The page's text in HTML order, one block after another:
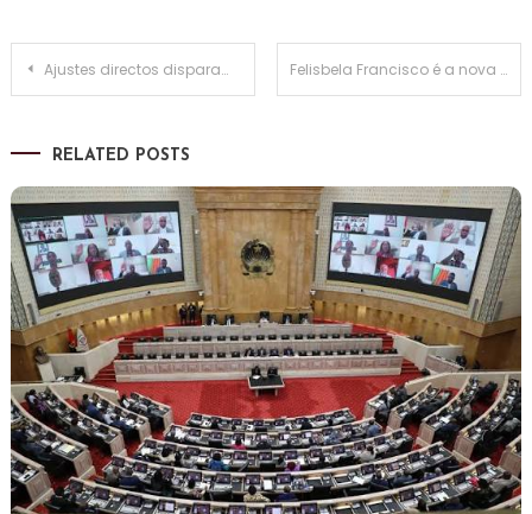
Navegação
Ajustes directos disparam 393% para 9,817 biliões kz em quatro meses Felisbela Francisco é a nova Inspectora Geral da Administração do Estado
RELATED POSTS